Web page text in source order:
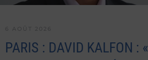
PARIS : DAVID KALFON : «